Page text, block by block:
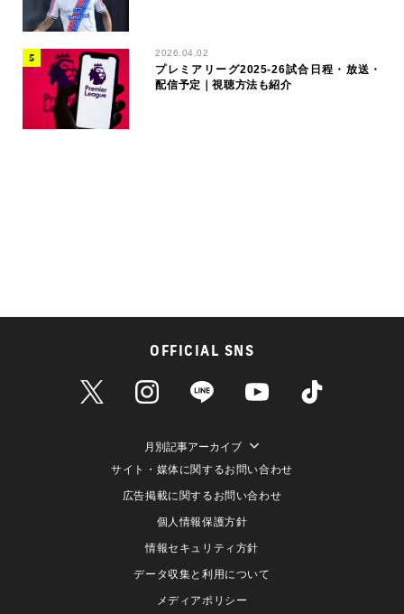
2026.04.02
プレミアリーグ2025-26試合日程・放送・
配信予定｜視聴方法も紹介
OFFICIAL SNS
月別記事アーカイブ
サイト・媒体に関するお問い合わせ
広告掲載に関するお問い合わせ
個人情報保護方針
情報セキュリティ方針
データ収集と利用について
メディアポリシー